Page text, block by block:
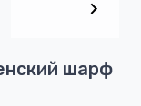
шарф